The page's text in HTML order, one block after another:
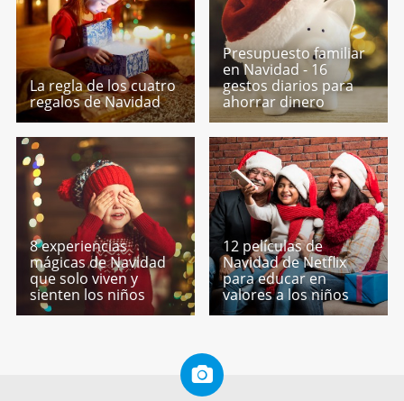
La regla de los cuatro
regalos de Navidad
Presupuesto familiar
en Navidad - 16
gestos diarios para
ahorrar dinero
8 experiencias
mágicas de Navidad
que solo viven y
sienten los niños
12 películas de
Navidad de Netflix
para educar en
valores a los niños